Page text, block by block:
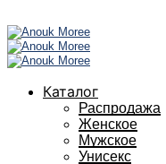
Каталог
Распродажа
Женское
Мужское
Унисекс